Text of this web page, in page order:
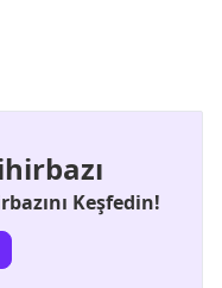
Keşfedin!